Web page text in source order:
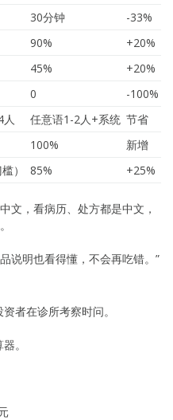
30分钟
-33%
90%
+20%
45%
+20%
0
-100%
人 任意语1-2人+系统 节省
100%
新增
） 85% +25%
文，看病历、处方都是中文，
说明也看得懂，不会再吃错。”
者在诊所考察时问。
。